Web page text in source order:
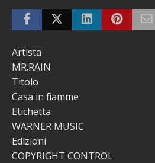
Artista
MR.RAIN
Titolo
Casa in fiamme
Etichetta
WARNER MUSIC
Edizioni
COPYRIGHT CONTROL